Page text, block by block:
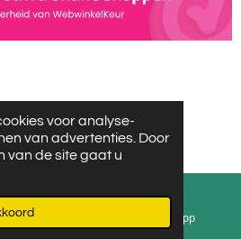
voor analyse-
van advertenties. Door
van de site gaat u
Facebook
Instagram WhatsApp